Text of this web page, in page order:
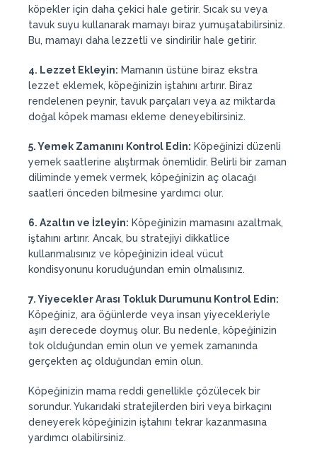
köpekler için daha çekici hale getirir. Sıcak su veya
tavuk suyu kullanarak mamayı biraz yumuşatabilirsiniz.
Bu, mamayı daha lezzetli ve sindirilir hale getirir.
4. Lezzet Ekleyin: Mamanın üstüne biraz ekstra
lezzet eklemek, köpeğinizin iştahını artırır. Biraz
rendelenen peynir, tavuk parçaları veya az miktarda
doğal köpek maması ekleme deneyebilirsiniz.
5. Yemek Zamanını Kontrol Edin: Köpeğinizi düzenli
yemek saatlerine alıştırmak önemlidir. Belirli bir zaman
diliminde yemek vermek, köpeğinizin aç olacağı
saatleri önceden bilmesine yardımcı olur.
6. Azaltın ve İzleyin: Köpeğinizin mamasını azaltmak,
iştahını artırır. Ancak, bu stratejiyi dikkatlice
kullanmalısınız ve köpeğinizin ideal vücut
kondisyonunu koruduğundan emin olmalısınız.
7. Yiyecekler Arası Tokluk Durumunu Kontrol Edin:
Köpeğiniz, ara öğünlerde veya insan yiyecekleriyle
aşırı derecede doymuş olur. Bu nedenle, köpeğinizin
tok olduğundan emin olun ve yemek zamanında
gerçekten aç olduğundan emin olun.
Köpeğinizin mama reddi genellikle çözülecek bir
sorundur. Yukarıdaki stratejilerden biri veya birkaçını
deneyerek köpeğinizin iştahını tekrar kazanmasına
yardımcı olabilirsiniz.